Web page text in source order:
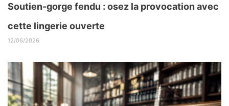
Soutien-gorge fendu : osez la provocation avec
cette lingerie ouverte
12/06/2026